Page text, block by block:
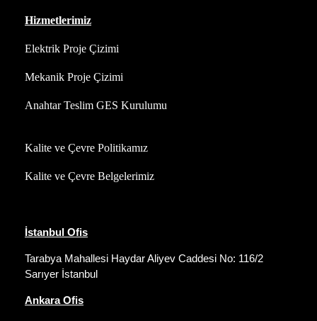
Hizmetlerimiz
Elektrik Proje Çizimi
Mekanik Proje Çizimi
Anahtar Teslim GES Kurulumu
Kalite ve Çevre Politikamız
Kalite ve Çevre Belgelerimiz
İstanbul Ofis
Tarabya Mahallesi Haydar Aliyev Caddesi No: 116/2
Sarıyer İstanbul
Ankara Ofis